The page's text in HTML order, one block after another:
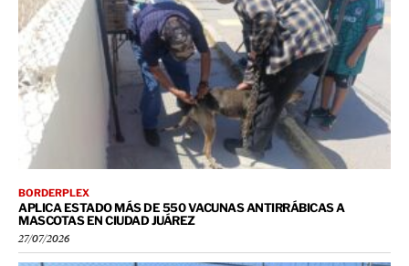
BORDERPLEX
APLICA ESTADO MÁS DE 550 VACUNAS ANTIRRÁBICAS A
MASCOTAS EN CIUDAD JUÁREZ
27/07/2026